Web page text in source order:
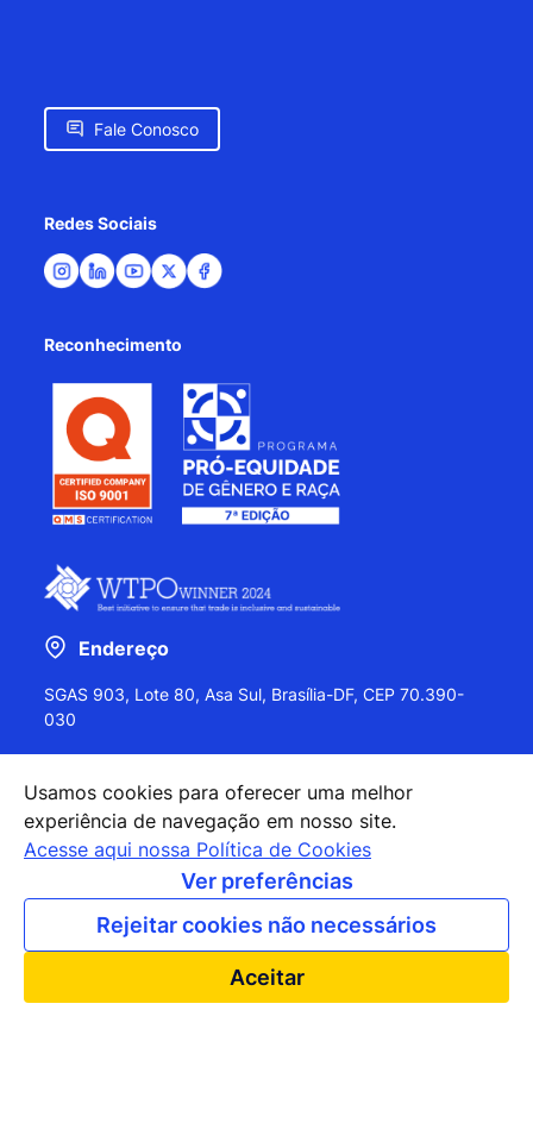
Fale Conosco
Redes Sociais
Reconhecimento
Endereço
SGAS 903, Lote 80, Asa Sul, Brasília-DF, CEP 70.390-
030
+55 (61) 2027-0202
+55 (61) 2027-0203
apexbrasil@apexbrasil.com.br
Nossos escritórios pelo mundo
Usamos cookies para oferecer uma melhor
experiência de navegação em nosso site.
Acesse aqui nossa Política de Cookies
Ver preferências
Rejeitar cookies não necessários
Aceitar